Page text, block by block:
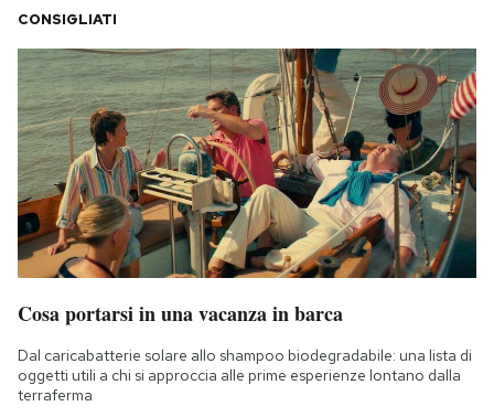
CONSIGLIATI
Cosa portarsi in una vacanza in barca
Dal caricabatterie solare allo shampoo biodegradabile: una lista di
oggetti utili a chi si approccia alle prime esperienze lontano dalla
terraferma